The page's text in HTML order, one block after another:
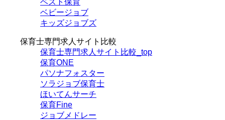
ベスト保育
ベビージョブ
キッズジョブズ
保育士専門求人サイト比較
保育士専門求人サイト比較_top
保育ONE
パソナフォスター
ソラジョブ保育士
ほいてんサーチ
保育Fine
ジョブメドレー